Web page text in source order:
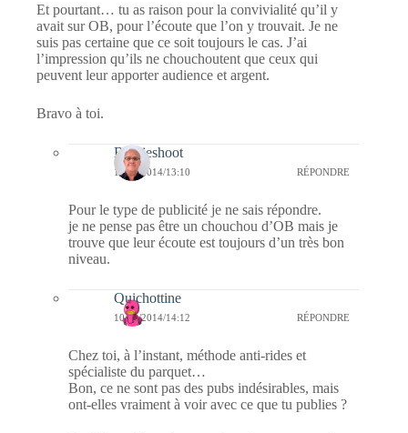
Et pourtant… tu as raison pour la convivialité qu’il y
avait sur OB, pour l’écoute que l’on y trouvait. Je ne
suis pas certaine que ce soit toujours le cas. J’ai
l’impression qu’ils ne chouchoutent que ceux qui
peuvent leur apporter audience et argent.
Bravo à toi.
Bernieshoot
10/10/2014/13:10 RÉPONDRE
Pour le type de publicité je ne sais répondre.
je ne pense pas être un chouchou d’OB mais je
trouve que leur écoute est toujours d’un très bon
niveau.
Quichottine
10/10/2014/14:12 RÉPONDRE
Chez toi, à l’instant, méthode anti-rides et
spécialiste du parquet…
Bon, ce ne sont pas des pubs indésirables, mais
ont-elles vraiment à voir avec ce que tu publies ?